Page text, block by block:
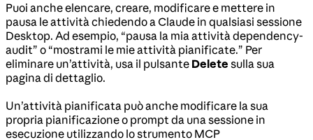
Puoi anche elencare, creare, modificare e mettere in
pausa le attività chiedendo a Claude in qualsiasi sessione
Desktop. Ad esempio, “pausa la mia attività dependency-
audit” o “mostrami le mie attività pianificate.” Per
eliminare un’attività, usa il pulsante Delete sulla sua
pagina di dettaglio.
Un’attività pianificata può anche modificare la sua
propria pianificazione o prompt da una sessione in
esecuzione utilizzando lo strumento MCP